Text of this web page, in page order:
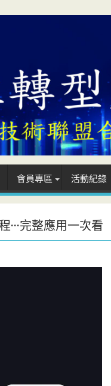
會員專區 活動紀錄
完整應用一次看